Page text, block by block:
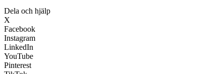
Dela och hjälp
X
Facebook
Instagram
LinkedIn
YouTube
Pinterest